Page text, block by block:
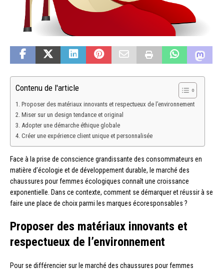
Contenu de l'article
Proposer des matériaux innovants et respectueux de l’environnement
Miser sur un design tendance et original
Adopter une démarche éthique globale
Créer une expérience client unique et personnalisée
Face à la prise de conscience grandissante des consommateurs en
matière d’écologie et de développement durable, le marché des
chaussures pour femmes écologiques connaît une croissance
exponentielle. Dans ce contexte, comment se démarquer et réussir à se
faire une place de choix parmi les marques écoresponsables ?
Proposer des matériaux innovants et
respectueux de l’environnement
Pour se différencier sur le marché des chaussures pour femmes